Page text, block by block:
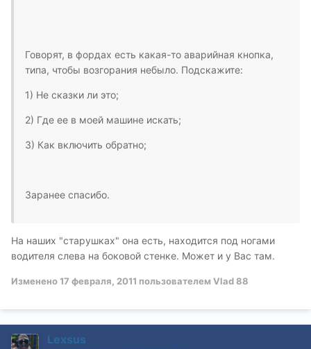
Говорят, в фордах есть какая-то аварийная кнопка,
типа, чтобы возгорания небыло. Подскажите:
1) Не сказки ли это;
2) Где ее в моей машине искать;
3) Как включить обратно;
Заранее спасибо.
На наших "старушках" она есть, находится под ногами
водителя слева на боковой стенке. Может и у Вас там.
Изменено17 февраля, 2011 пользователем Vlad 88
Lexsus